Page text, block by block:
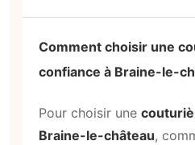
Comment choisir une
confiance à Braine-le-
Pour choisir une
Braine-le-château,